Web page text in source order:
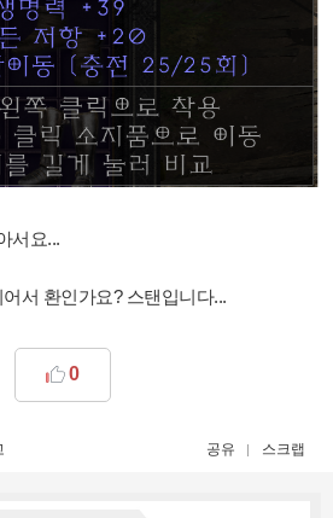
서요...
서 환인가요? 스탠입니다...
0
공유 스크랩